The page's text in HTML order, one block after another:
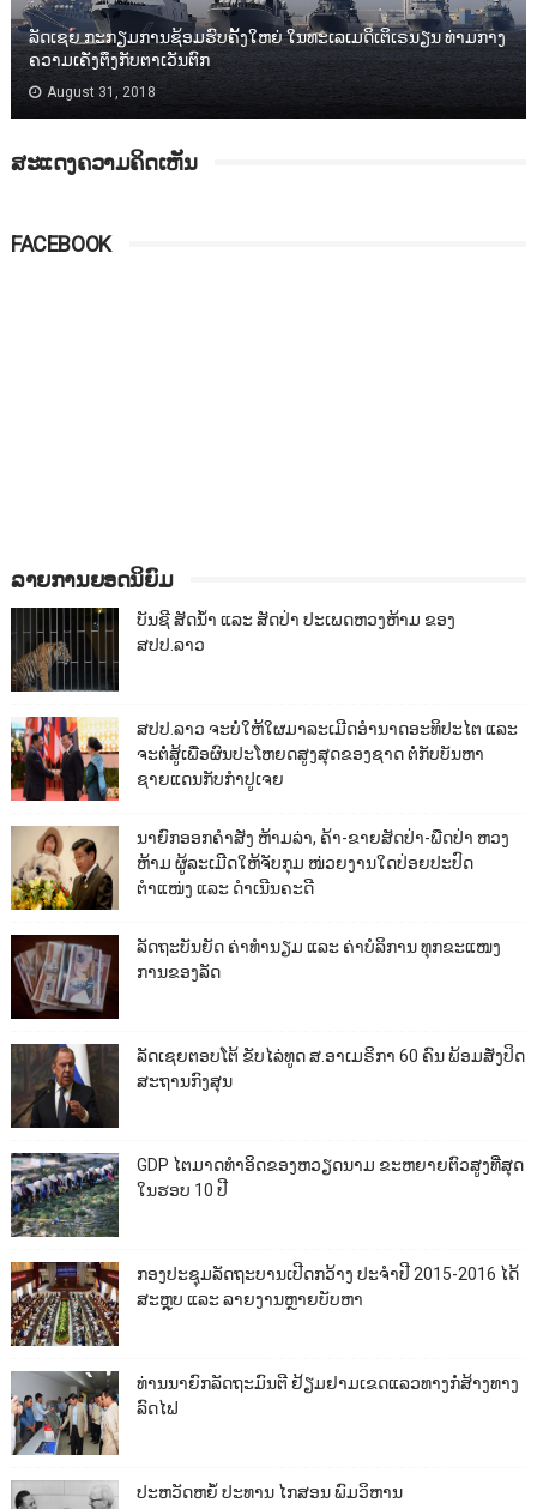
ລັດເຊຍ ກະກຽມການຊ້ອມຮົບຄັ້ງໃຫຍ່ ໃນທະເລເມດິເຕິເຣນຽນ ທ່າມກາງ
ຄວາມເຄັ່ງຕຶງກັບຕາເວັນຕົກ
August 31, 2018
ສະແດງຄວາມຄິດເຫັນ
FACEBOOK
ລາຍການຍອດນິຍົມ
ບັນຊີ ສັດນ້ຳ ແລະ ສັດປ່າ ປະເພດຫວງຫ້າມ ຂອງ
ສປປ.ລາວ
ສປປ.ລາວ ຈະບໍ່ໃຫ້ໃຜມາລະເມີດອຳນາດອະທິປະໄຕ ແລະ
ຈະຕໍ່ສູ້ເພື່ອຜົນປະໂຫຍດສູງສຸດຂອງຊາດ ຕໍ່ກັບບັນຫາ
ຊາຍແດນກັບກຳປູເຈຍ
ນາຍົກອອກຄຳສັ່ງ ຫ້າມລ່າ, ຄ້າ-ຂາຍສັດປ່າ-ພືດປ່າ ຫວງ
ຫ້າມ ຜູ້ລະເມີດໃຫ້ຈັບກຸມ ໜ່ວຍງານໃດປ່ອຍປະປົດ
ຕຳແໜ່ງ ແລະ ດຳເນີນຄະດີ
ລັດຖະບັນຍັດ ຄ່າທຳນຽມ ແລະ ຄ່າບໍລິການ ທຸກຂະແໜງ
ການຂອງລັດ
ລັດເຊຍຕອບໂຕ້ ຂັບໄລ່ທູດ ສ.ອາເມຣິກາ 60 ຄົນ ພ້ອມສັ່ງປິດ
ສະຖານກົງສຸນ
GDP ໄຕມາດທຳອິດຂອງຫວຽດນາມ ຂະຫຍາຍຕົວສູງທີ່ສຸດ
ໃນຮອບ 10​ ປີ
ກອງປະຊຸມລັດຖະບານເປີດກວ້າງ ປະຈຳປີ 2015-2016 ໄດ້
ສະຫຼຸບ ແລະ ລາຍງານຫຼາຍບັບຫາ
ທ່ານນາຍົກລັດຖະມົນຕີ ຢ້ຽມຢາມເຂດແລວທາງກໍ່ສ້າງທາງ
ລົດໄຟ
ປະຫວັດຫຍໍ້ ປະທານ ໄກສອນ ພົມວິຫານ